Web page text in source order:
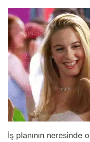
İş planının neresinde